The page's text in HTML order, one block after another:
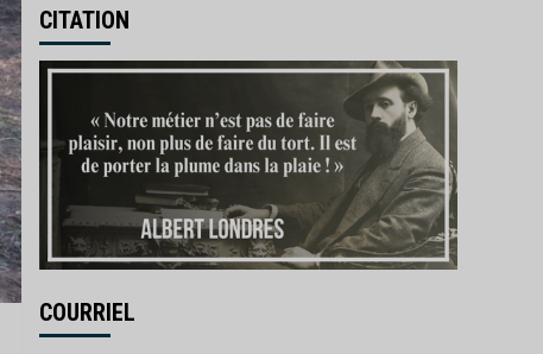
CITATION
COURRIEL